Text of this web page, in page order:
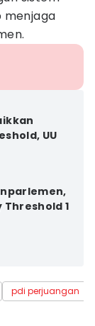
UU
1
pdi perjuangan